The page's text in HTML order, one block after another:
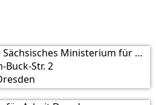
SMWA - Sächsisches Ministerium für Wirtschaft, Arbeit und Verkehr
Buck-Str. 2